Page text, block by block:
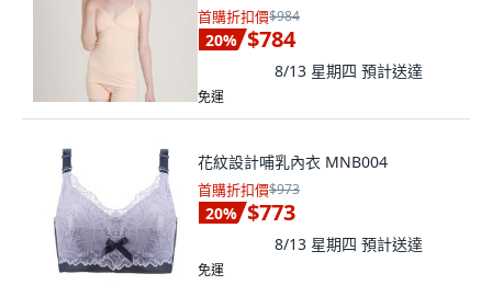
首購折扣價$984
20% $784
8/13 星期四 預計送達
免運
花紋設計哺乳內衣 MNB004
首購折扣價$973
20% $773
8/13 星期四 預計送達
免運